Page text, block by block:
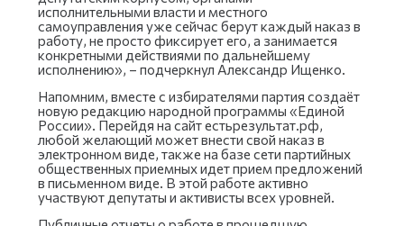
исполнительными власти и местного
самоуправления уже сейчас берут каждый наказ в
работу, не просто фиксирует его, а занимается
конкретными действиями по дальнейшему
исполнению», – подчеркнул Александр Ищенко.
Напомним, вместе с избирателями партия создаёт
новую редакцию народной программы «Единой
России». Перейдя на сайт естьрезультат.рф,
любой желающий может внести свой наказ в
электронном виде, также на базе сети партийных
общественных приемных идет прием предложений
в письменном виде. В этой работе активно
участвуют депутаты и активисты всех уровней.